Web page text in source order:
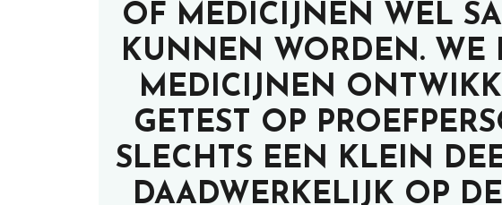
OF MEDICIJNEN WEL
KUNNEN WORDEN. WE
MEDICIJNEN
GETEST OP
SLECHTS EEN KLEIN
DAADWERKELIJK OP